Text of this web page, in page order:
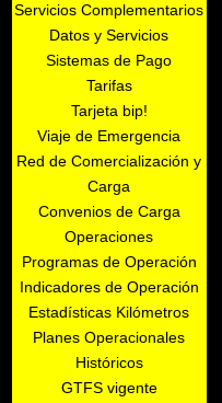
Servicios Complementarios
Datos y Servicios
Sistemas de Pago
Tarifas
Tarjeta bip!
Viaje de Emergencia
Red de Comercialización y
Carga
Convenios de Carga
Operaciones
Programas de Operación
Indicadores de Operación
Estadísticas Kilómetros
Planes Operacionales
Históricos
GTFS vigente